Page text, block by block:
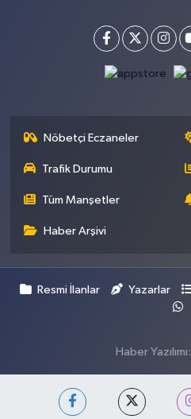
Nöbetçi Eczaneler
Trafik Durumu
Tüm Manşetler
Haber Arşivi
Resmi İlanlar Yazarlar
Haber Yazılımı: